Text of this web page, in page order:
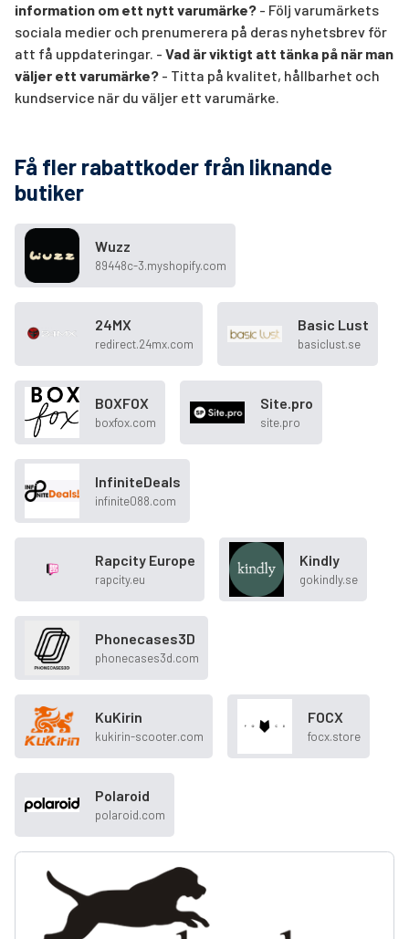
information om ett nytt varumärke? - Följ varumärkets
sociala medier och prenumerera på deras nyhetsbrev för
att få uppdateringar. - Vad är viktigt att tänka på när man
väljer ett varumärke? - Titta på kvalitet, hållbarhet och
kundservice när du väljer ett varumärke.
Få fler rabattkoder från liknande
butiker
Wuzz
89448c-3.myshopify.com
24MX
redirect.24mx.com
Basic Lust
basiclust.se
BOXFOX
boxfox.com
Site.pro
site.pro
InfiniteDeals
infinite088.com
Rapcity Europe
rapcity.eu
Kindly
gokindly.se
Phonecases3D
phonecases3d.com
KuKirin
kukirin-scooter.com
FOCX
focx.store
Polaroid
polaroid.com